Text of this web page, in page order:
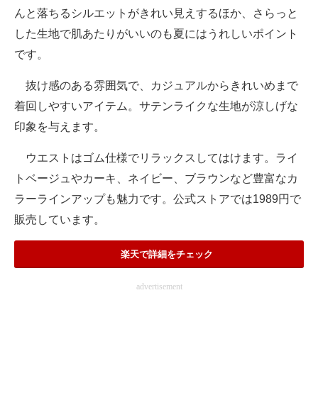
んと落ちるシルエットがきれい見えするほか、さらっと
した生地で肌あたりがいいのも夏にはうれしいポイント
です。
抜け感のある雰囲気で、カジュアルからきれいめまで
着回しやすいアイテム。サテンライクな生地が涼しげな
印象を与えます。
ウエストはゴム仕様でリラックスしてはけます。ライ
トベージュやカーキ、ネイビー、ブラウンなど豊富なカ
ラーラインアップも魅力です。公式ストアでは1989円で
販売しています。
楽天で詳細をチェック
advertisement